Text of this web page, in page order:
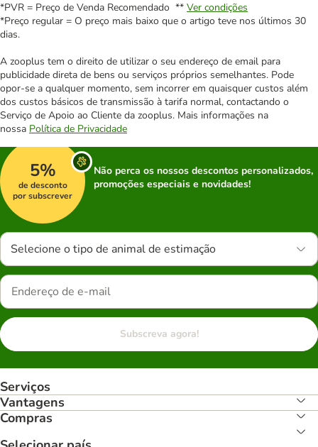
*PVR = Preço de Venda Recomendado ** Ver condições
*Preço regular = O preço mais baixo que o artigo teve nos últimos 30
dias.
A zooplus tem o direito de utilizar o seu endereço de email para
publicidade direta de bens ou serviços próprios semelhantes. Pode
opor-se a qualquer momento, sem incorrer em quaisquer custos além
dos custos básicos de transmissão à tarifa normal, contactando o
Serviço de Apoio ao Cliente da zooplus. Mais informações na
nossa Política de Privacidade
5%
de desconto
por subscrever
Não perca os nossos descontos personalizados,
promoções especiais e novidades!
Selecione o tipo de animal de estimação
Subscreva agora!
Serviços
Vantagens
Compras